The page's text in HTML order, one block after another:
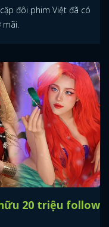
đôi phim Việt đã có
mãi.
20 triệu follow